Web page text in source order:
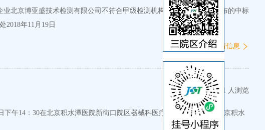
医院资产管理处2018年11月19日
查看详情信息
已有 491 人浏览
午14：30在北京积水潭医院新街口院区器械科医疗设备维修二组。 北京积水